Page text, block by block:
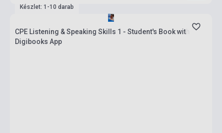
Készlet: 1-10 darab
CPE Listening & Speaking Skills 1 - Student's Book with
Digibooks App